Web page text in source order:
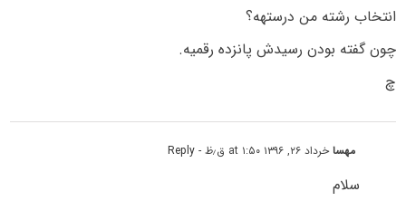
انتخاب رشته من درستهه؟
چون گفته بودن رسیدش پانزده رقمیه.
چ
مهساخرداد ۲۶, ۱۳۹۶ at ۱:۵۰ ق٫ظ - Reply
سلام